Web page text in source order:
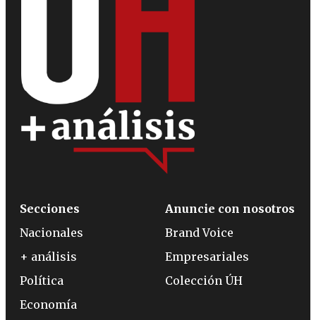
Secciones
Nacionales
+ análisis
Política
Economía
Anuncie con nosotros
Brand Voice
Empresariales
Colección ÚH